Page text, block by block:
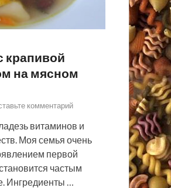
крапивой
на мясном
комментарий
витаминов и
Моя семья очень
первой
частым
Ингредиенты …